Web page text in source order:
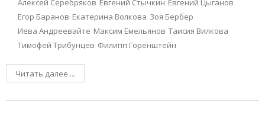
Алексей Серебряков Евгений Стычкин Евгений Цыганов
Егор Баранов Екатерина Волкова Зоя Бербер
Иева Андреевайте Максим Емельянов Таисия Вилкова
Тимофей Трибунцев Филипп Горенштейн
Читать далее ...